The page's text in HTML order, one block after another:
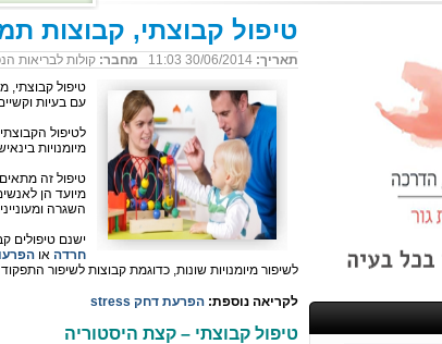
טיפול קבוצתי, קבוצות
תאריך: מחבר: קולות לבריאות
טיפול קבוצתי,
עם בעיות
לטיפול
מיומנויות
טיפול זה
מיועד הן
השגרה
ישנם טיפולים
חרדה או
לשיפור מיומנויות שונות, כדוגמת קבוצות לשיפור התפקוד
לקריאה נוספת: הפרעת דחק stress
טיפול קבוצתי – קצת היסטוריה